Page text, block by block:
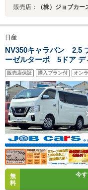
販売店： （株）ジョブカー
日産
NV350キャラバン 2.5
ーゼルターボ 5ドア デ
ETC2.0 ドライブレコー
グ 衝突被害軽減システ
電動格納ミラー 5AT
エアコン
販売店保証 購入プラン付 オン
無
料
今